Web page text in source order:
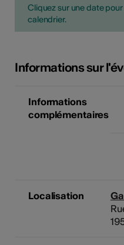
Cliquez sur une date
calendrier.
Informations sur
Informations
complémentaires
Localisation